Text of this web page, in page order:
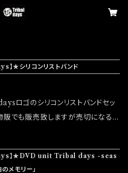
】★シリコンリストバンド
ロゴのシリコンリストバンドセッ
でも販売致しますが売切になる
】 (サイ 】★DVD unit Tribal days -seas
メモリー」